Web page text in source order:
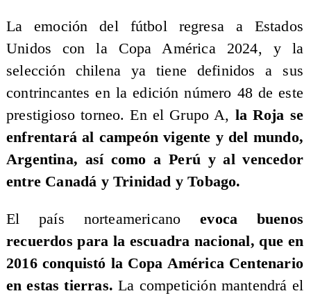
La emoción del fútbol regresa a Estados
Unidos con la Copa América 2024, y la
selección chilena ya tiene definidos a sus
contrincantes en la edición número 48 de este
prestigioso torneo. En el Grupo A, la Roja se
enfrentará al campeón vigente y del mundo,
Argentina, así como a Perú y al vencedor
entre Canadá y Trinidad y Tobago.
El país norteamericano evoca buenos
recuerdos para la escuadra nacional, que en
2016 conquistó la Copa América Centenario
en estas tierras.La competición mantendrá el